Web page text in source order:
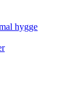
hygge